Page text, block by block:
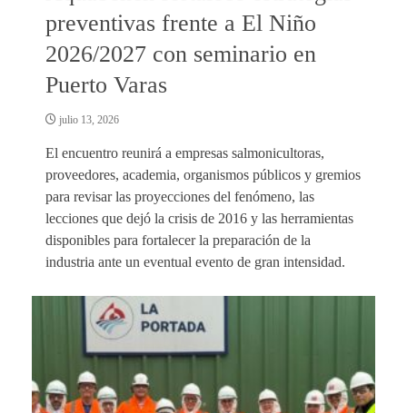
preventivas frente a El Niño
2026/2027 con seminario en
Puerto Varas
julio 13, 2026
El encuentro reunirá a empresas salmonicultoras,
proveedores, academia, organismos públicos y gremios
para revisar las proyecciones del fenómeno, las
lecciones que dejó la crisis de 2016 y las herramientas
disponibles para fortalecer la preparación de la
industria ante un eventual evento de gran intensidad.